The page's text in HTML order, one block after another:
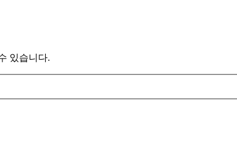
있습니다.